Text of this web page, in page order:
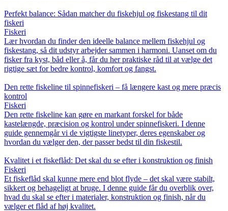
Perfekt balance: Sådan matcher du fiskehjul og fiskestang til dit
fiskeri
Fiskeri
Lær hvordan du finder den ideelle balance mellem fiskehjul og
fiskestang, så dit udstyr arbejder sammen i harmoni. Uanset om du
fisker fra kyst, båd eller å, får du her praktiske råd til at vælge det
rigtige sæt for bedre kontrol, komfort og fangst.
Den rette fiskeline til spinnefiskeri – få længere kast og mere præcis
kontrol
Fiskeri
Den rette fiskeline kan gøre en markant forskel for både
kastelængde, præcision og kontrol under spinnefiskeri. I denne
guide gennemgår vi de vigtigste linetyper, deres egenskaber og
hvordan du vælger den, der passer bedst til din fiskestil.
Kvalitet i et fiskeflåd: Det skal du se efter i konstruktion og finish
Fiskeri
Et fiskeflåd skal kunne mere end blot flyde – det skal være stabilt,
sikkert og behageligt at bruge. I denne guide får du overblik over,
hvad du skal se efter i materialer, konstruktion og finish, når du
vælger et flåd af høj kvalitet.